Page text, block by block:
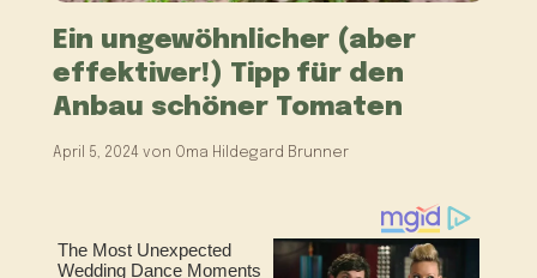
Ein ungewöhnlicher (aber
effektiver!) Tipp für den
Anbau schöner Tomaten
April 5, 2024 von Oma Hildegard Brunner